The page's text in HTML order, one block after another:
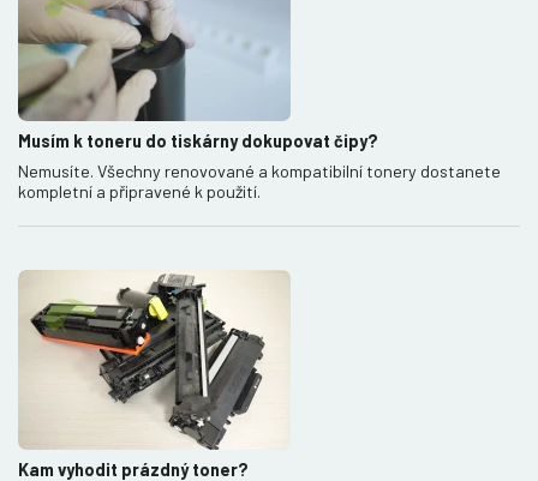
Musím k toneru do tiskárny dokupovat čipy?
Nemusíte. Všechny renovované a kompatibilní tonery dostanete
kompletní a připravené k použití.
Kam vyhodit prázdný toner?